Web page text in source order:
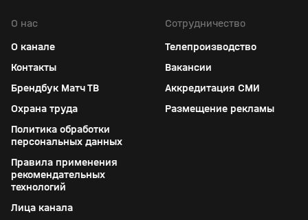
О нас
О канале
Контакты
Брендбук Матч ТВ
Охрана труда
Политика обработки
персональных данных
Правила применения
рекомендательных
технологий
Лица канала
Сотрудничество
Телепроизводство
Вакансии
Аккредитация СМИ
Размещение рекламы